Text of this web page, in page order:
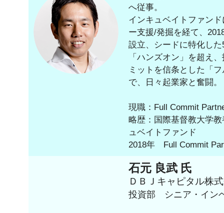
へ従事。
インキュベイトファン
ー支援/発掘を経て、
設立、シードに特化し
「ハンズオン」を超え
ミットを信条とした「
で、日々起業家と奮闘。
現職：Full Commit
略歴：国際基督教大学
ュベイトファンド
2018年 Full Commit
石元 良武 氏
ＤＢＪキャピタル株
投資部 シニア・イン